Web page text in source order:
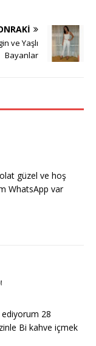
ve Yaşlı
Bayanlar
güzel ve hoş
WhatsApp var
28
Bi kahve içmek